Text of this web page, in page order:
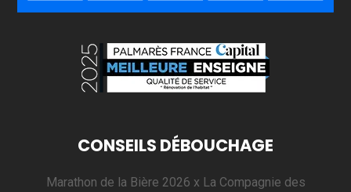
CONSEILS DÉBOUCHAGE
Marathon de la Bière 2026 x La Compagnie des